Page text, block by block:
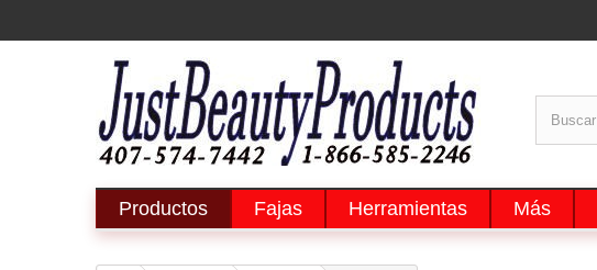
Productos Fajas Herramientas Más